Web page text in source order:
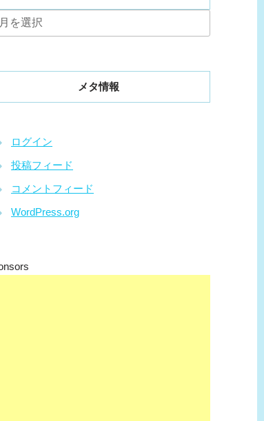
メタ情報
ログイン
投稿フィード
コメントフィード
WordPress.org